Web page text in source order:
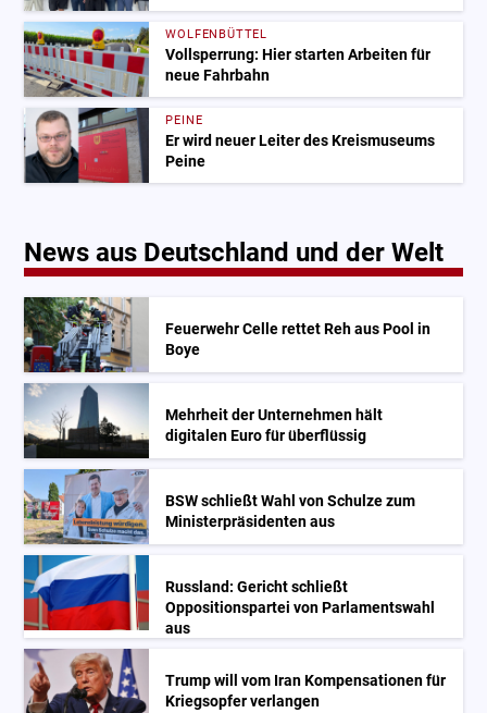
WOLFENBÜTTEL
Vollsperrung: Hier starten Arbeiten für
neue Fahrbahn
PEINE
Er wird neuer Leiter des Kreismuseums
Peine
News aus Deutschland und der Welt
Feuerwehr Celle rettet Reh aus Pool in
Boye
Mehrheit der Unternehmen hält
digitalen Euro für überflüssig
BSW schließt Wahl von Schulze zum
Ministerpräsidenten aus
Russland: Gericht schließt
Oppositionspartei von Parlamentswahl
aus
Trump will vom Iran Kompensationen für
Kriegsopfer verlangen